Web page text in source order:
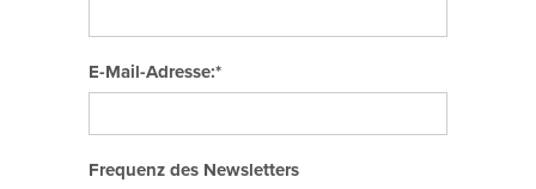
E-Mail-Adresse:*
Frequenz des Newsletters